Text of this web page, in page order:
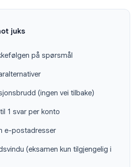
juks
på spørsmål
(ingen vei tilbake)
1 svar per konto
e-postadresser
(eksamen kun tilgjengelig i